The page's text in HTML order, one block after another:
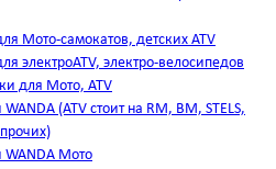
Мото-самокатов, детских ATV
электроATV, электро-велосипедов
для Мото, ATV
(АТV стоит на RM, BM, STELS,
Мото